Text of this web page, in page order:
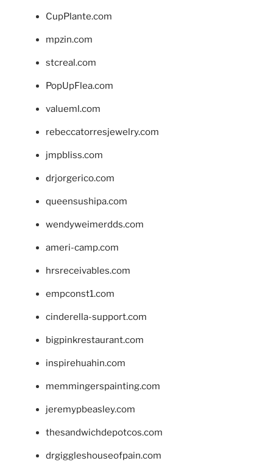
CupPlante.com
mpzin.com
stcreal.com
PopUpFlea.com
valueml.com
rebeccatorresjewelry.com
jmpbliss.com
drjorgerico.com
queensushipa.com
wendyweimerdds.com
ameri-camp.com
hrsreceivables.com
empconst1.com
cinderella-support.com
bigpinkrestaurant.com
inspirehuahin.com
memmingerspainting.com
jeremypbeasley.com
thesandwichdepotcos.com
drgiggleshouseofpain.com